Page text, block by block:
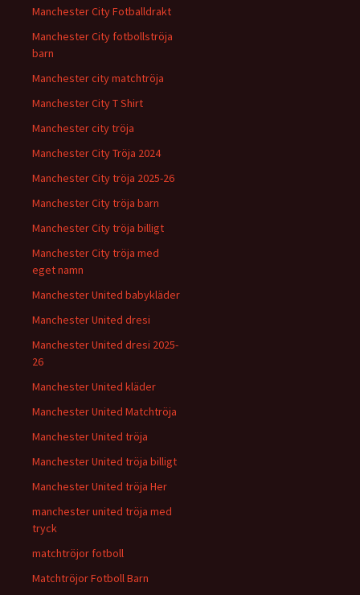
Manchester City Fotballdrakt
Manchester City fotbollströja
barn
Manchester city matchtröja
Manchester City T Shirt
Manchester city tröja
Manchester City Tröja 2024
Manchester City tröja 2025-26
Manchester City tröja barn
Manchester City tröja billigt
Manchester City tröja med
eget namn
Manchester United babykläder
Manchester United dresi
Manchester United dresi 2025-
26
Manchester United kläder
Manchester United Matchtröja
Manchester United tröja
Manchester United tröja billigt
Manchester United tröja Her
manchester united tröja med
tryck
matchtröjor fotboll
Matchtröjor Fotboll Barn